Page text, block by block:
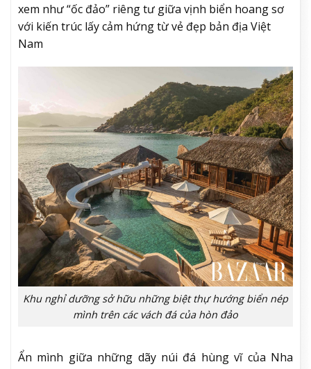
xem như “ốc đảo” riêng tư giữa vịnh biển hoang sơ
với kiến trúc lấy cảm hứng từ vẻ đẹp bản địa Việt
Nam
Khu nghỉ dưỡng sở hữu những biệt thự hướng biển nép
mình trên các vách đá của hòn đảo
Ẩn mình giữa những dãy núi đá hùng vĩ của Nha